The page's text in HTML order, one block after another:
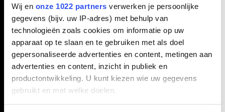
Wij en onze 1022 partners verwerken je persoonlijke
gegevens (bijv. uw IP-adres) met behulp van
technologieën zoals cookies om informatie op uw
apparaat op te slaan en te gebruiken met als doel
gepersonaliseerde advertenties en content, metingen aan
advertenties en content, inzicht in publiek en
productontwikkeling. U kunt kiezen wie uw gegevens
gebruikt en met welke doelen.
Technische opleiding
volgen in de regio
Amsterdam? Dat is
mogelijk op deze
scholen!